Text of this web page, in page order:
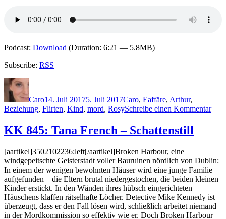
Podcast: Download (Duration: 6:21 — 5.8MB)
Subscribe: RSS
Autor
Caro14. Juli 20175. Juli 2017Caro, Eaffäre, Arthur,
Beziehung, Flirten, Kind, mord, RosySchreibe einen Kommentarzu
in
KK 845: Tana French – Schattenstill
[aartikel]3502102236:left[/aartikel]Broken Harbour, eine
windgepeitschte Geisterstadt voller Bauruinen nördlich von Dublin:
In einem der wenigen bewohnten Häuser wird eine junge Familie
aufgefunden – die Eltern brutal niedergestochen, die beiden kleinen
Kinder erstickt. In den Wänden ihres hübsch eingerichteten
Häuschens klaffen rätselhafte Löcher. Detective Mike Kennedy ist
überzeugt, dass er den Fall lösen wird, schließlich arbeitet niemand
in der Mordkommission so effektiv wie er. Doch Broken Harbour